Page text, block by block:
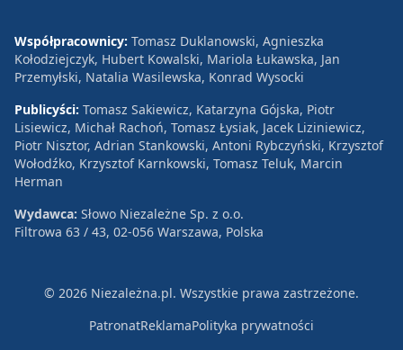
Współpracownicy: Tomasz Duklanowski, Agnieszka
Kołodziejczyk, Hubert Kowalski, Mariola Łukawska, Jan
Przemyłski, Natalia Wasilewska, Konrad Wysocki
Publicyści: Tomasz Sakiewicz, Katarzyna Gójska, Piotr
Lisiewicz, Michał Rachoń, Tomasz Łysiak, Jacek Liziniewicz,
Piotr Nisztor, Adrian Stankowski, Antoni Rybczyński, Krzysztof
Wołodźko, Krzysztof Karnkowski, Tomasz Teluk, Marcin
Herman
Wydawca: Słowo Niezależne Sp. z o.o.
Filtrowa 63 / 43, 02-056 Warszawa, Polska
© 2026 Niezależna.pl. Wszystkie prawa zastrzeżone.
PatronatReklamaPolityka prywatności